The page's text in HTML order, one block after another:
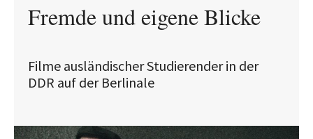
Fremde und eigene Blicke
Filme ausländischer Studierender in der
DDR auf der Berlinale